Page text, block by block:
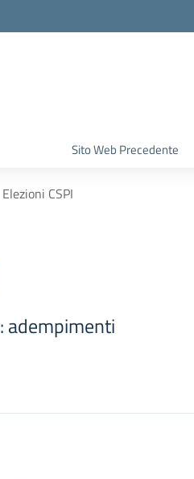
Sito Web Precedente
Elezioni CSPI
adempimenti